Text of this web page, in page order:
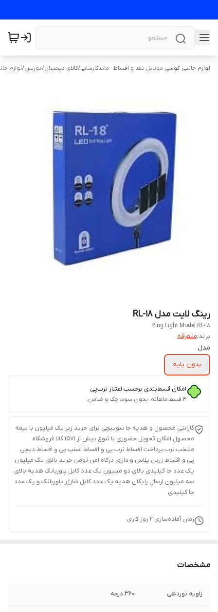
لوازم جانبی گوشی موبایل نقد و اقساط - ماندگارشاپ/کالای دیجیتال/دوربین/لوازم
رینگ لایت مدل RL-18
Ring Light Model RL-18
برند:متفرقه
مدل
بدون پایه
امکان قسط‌بندی برحسب اعتبار ترب‌پی
۴ قسط ماهانه. بدون سود، چک و ضامن.
گارانتی محصول و هدیه جا سوییچی برای خرید زیر یک میلیون با بیمه
محصول امکان تحویل حضوری با تنوع بیش از 1571 کالا فروشگاه
منتخب ترب پرداخت اقساط ترب پی و اقساط اسنپ پی و اقساط دیجی
پی و اقساط زرین پلاس و دارای درگاه امن تومن خرید بالای یک میلیون
یک عدد جا کیلیدی بالای دو میلیون یک عدد کابل پاوربانک هدیه بالای
سه میلیون ارسال رایگان هدیه یک عدد کابل شارژر پاوربانک و یک عدد
جا کیلیدی
زمان آماده‌سازی 2 روز کاری
مشخصات
زاویه نوردهی 360 درجه